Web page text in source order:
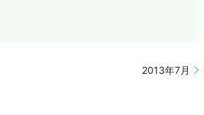
2013年7月